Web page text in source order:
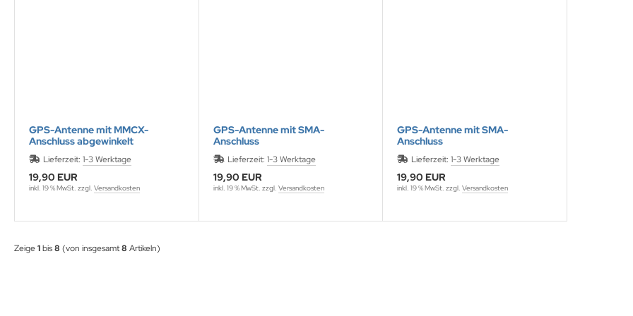
GPS-Antenne mit MMCX-
Anschluss abgewinkelt
Lieferzeit: 1-3 Werktage
19,90 EUR
inkl. 19 % MwSt. zzgl. Versandkosten
GPS-Antenne mit SMA-
Anschluss
Lieferzeit: 1-3 Werktage
19,90 EUR
inkl. 19 % MwSt. zzgl. Versandkosten
GPS-Antenne mit SMA-
Anschluss
Lieferzeit:1-3 Werktage
19,90 EUR
inkl. 19 % MwSt. zzgl.Versandkosten
Zeige1bis8 (von insgesamt8 Artikeln)